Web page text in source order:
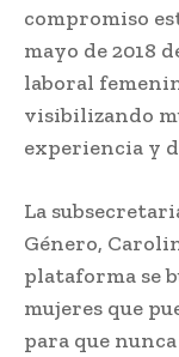
compromiso
mayo de 2018
laboral
visibilizando
experiencia y
La
Género,
plataforma se
mujeres que
para que